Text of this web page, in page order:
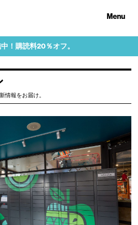
Menu
！購読料20％オフ。
情報をお届け。